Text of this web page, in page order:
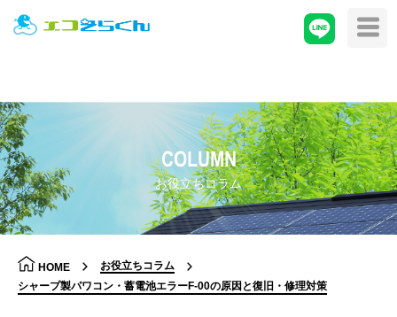
COLUMN
お役立ちコラム
HOME
お役立ちコラム
シャープ製パワコン・蓄電池エラーF-00の原因と復旧・修理対策